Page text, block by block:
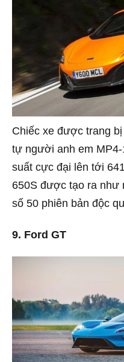
Chiếc xe được trang
tự người anh em
suất cực đại lên tới
650S được tạo ra như
số 50 phiên bản độc
9. Ford GT